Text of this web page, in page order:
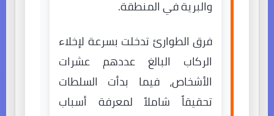
والبرية في المنطقة.
فرق الطوارئ تدخلت بسرعة لإخلاء
الركاب البالغ عددهم عشرات
الأشخاص، فيما بدأت السلطات
تحقيقاً شاملاً لمعرفة أسباب